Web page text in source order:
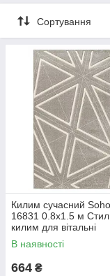
Сортування
Килим сучасний
16831 0.8х1.5 м
килим для вітальні
В наявності
664 ₴